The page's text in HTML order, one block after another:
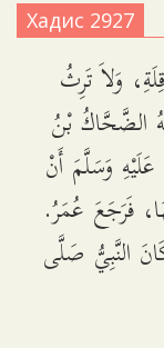
Хадис 2927
وَلاَ تَرِثُ
الضَّحَّاكُ بْنُ
وَسَلَّمَ أَنْ
فَرَجَعَ عُمَرُ.
النَّبِيُّ صَلَّى